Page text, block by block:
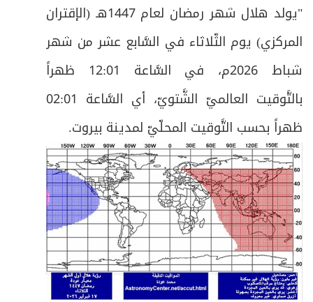
"يولد هلال شهر رمضان لعام 1447هـ (الإقتران
المركزي) يوم الثّلاثاء في السَّابع عشر من شهر
شباط 2026م، في السَّاعة 12:01 ظهراً
بالتَّوقيت العالميّ الشَّتويّ، أي السَّاعة 02:01
ظهراً بحسب التَّوقيت المحلّيّ لمدينة بيروت.